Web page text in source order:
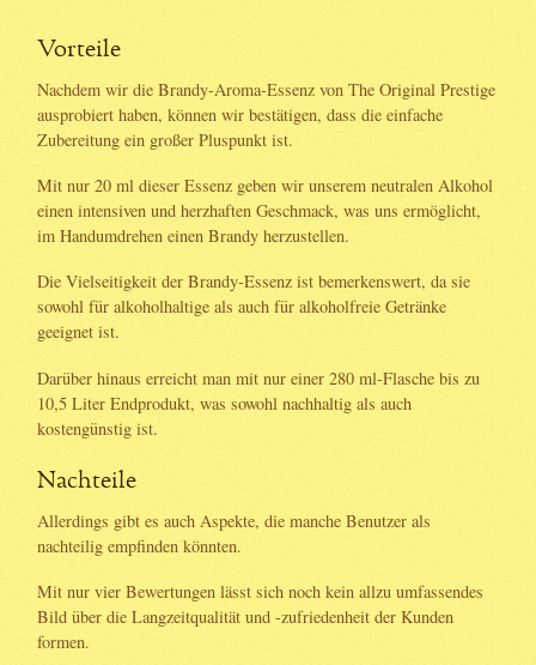
Vorteile
Nachdem wir die Brandy-Aroma-Essenz von The Original Prestige
ausprobiert haben, können wir bestätigen, dass die einfache
Zubereitung ein großer Pluspunkt ist.
Mit nur 20 ml dieser Essenz geben wir unserem neutralen Alkohol
einen intensiven und herzhaften Geschmack, was uns ermöglicht,
im Handumdrehen einen Brandy herzustellen.
Die Vielseitigkeit der Brandy-Essenz ist bemerkenswert, da sie
sowohl für alkoholhaltige als auch für alkoholfreie Getränke
geeignet ist.
Darüber hinaus erreicht man mit nur einer 280 ml-Flasche bis zu
10,5 Liter Endprodukt, was sowohl nachhaltig als auch
kostengünstig ist.
Nachteile
Allerdings gibt es auch Aspekte, die manche Benutzer als
nachteilig empfinden könnten.
Mit nur vier Bewertungen lässt sich noch kein allzu umfassendes
Bild über die Langzeitqualität und -zufriedenheit der Kunden
formen.